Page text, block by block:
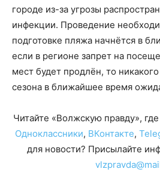
городе из-за угрозы
инфекции. Проведение
подготовке пляжа начнётся в
если в регионе запрет на
мест будет продлён, то
сезона в ближайшее время
Читайте «Волжскую правду»,
Одноклассники, ВКонтакте,
для новости? Присылайте